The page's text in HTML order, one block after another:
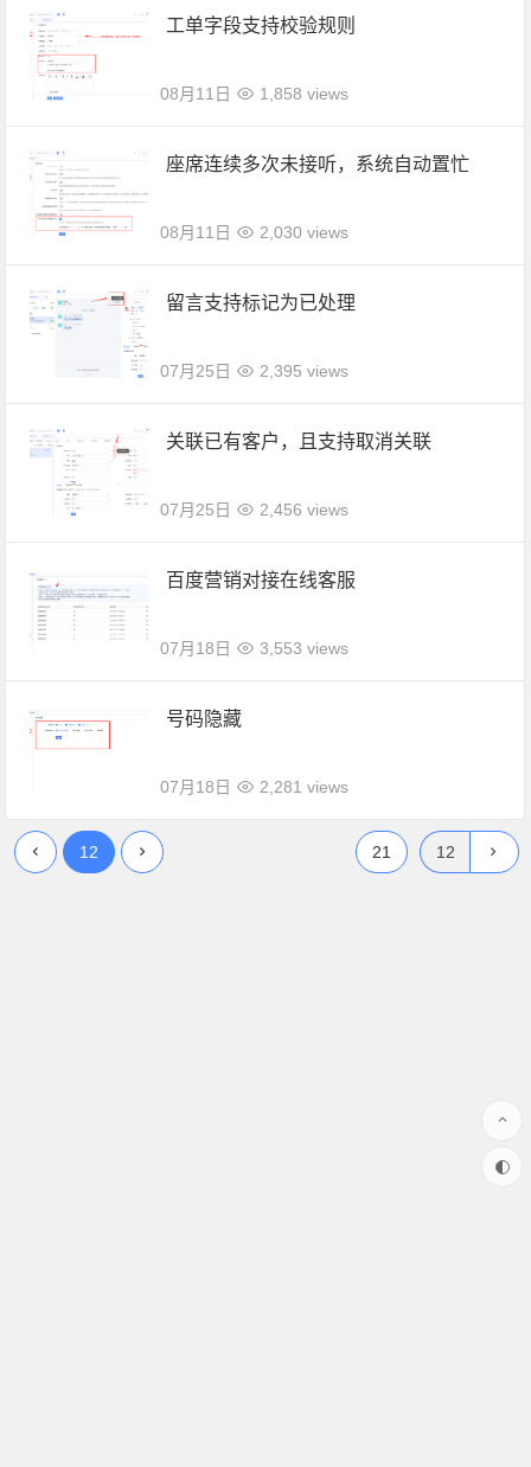
工单字段支持校验规则
08月11日 1,858 views
座席连续多次未接听，系统自动置忙
08月11日 2,030 views
留言支持标记为已处理
07月25日 2,395 views
关联已有客户，且支持取消关联
07月25日 2,456 views
百度营销对接在线客服
07月18日 3,553 views
号码隐藏
07月18日 2,281 views
21
12